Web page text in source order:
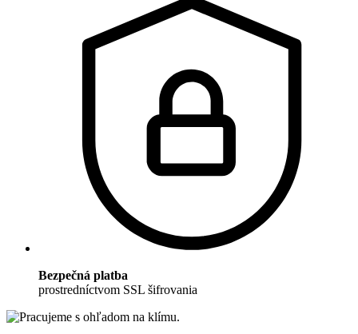
Bezpečná platba
prostredníctvom SSL šifrovania